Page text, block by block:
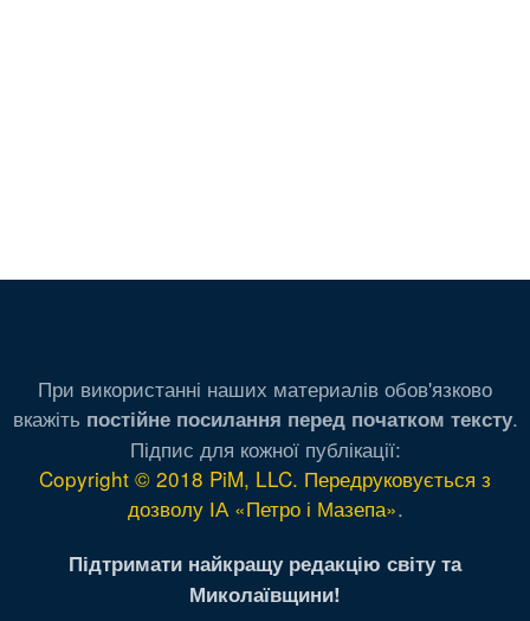
При використанні наших материалів обов'язково
вкажіть постійне посилання перед початком тексту.
Підпис для кожної публікації:
Copyright © 2018 PiM, LLC. Передруковується з
дозволу ІА «Петро і Мазепа».
Підтримати найкращу редакцію світу та
Миколаївщини!